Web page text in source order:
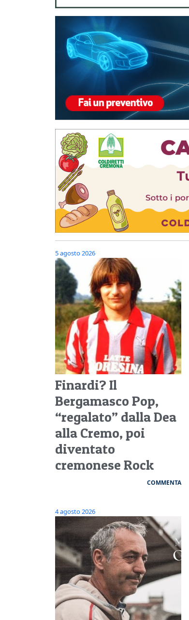
5 agosto 2026
Finardi? Il
Bergamasco Pop,
“regalato” dalla Dea
alla Cremo, poi
diventato
cremonese Rock
COMMENTA
4 agosto 2026